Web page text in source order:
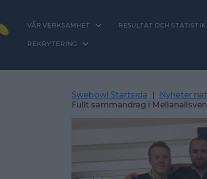
VÅR VERKSAMHET RESULTAT OCH STATISTIK
REKRYTERING
Swebowl Startsida | Nyheter
Fullt sammandrag i